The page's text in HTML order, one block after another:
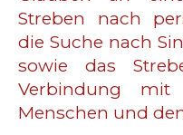
Streben nach
die Suche nach
sowie das
Verbindung mit
Menschen und